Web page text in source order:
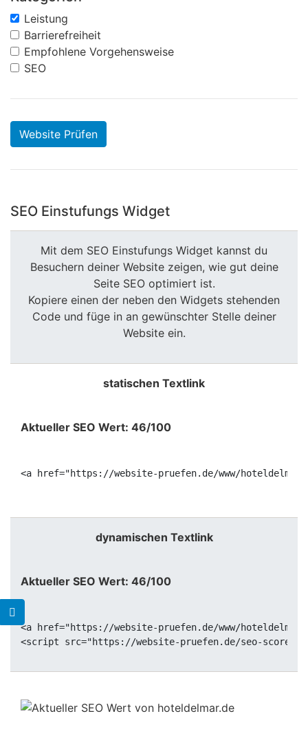
Leistung
Barrierefreiheit
Empfohlene Vorgehensweise
SEO
Website Prüfen
SEO Einstufungs Widget
Mit dem SEO Einstufungs Widget kannst du
Besuchern deiner Website zeigen, wie gut deine
Seite SEO optimiert ist.
Kopiere einen der neben den Widgets stehenden
Code und füge in an gewünschter Stelle deiner
Website ein.
statischen Textlink
Aktueller SEO Wert: 46/100
<a href="https://website-pruefen.de/www/
dynamischen Textlink
Aktueller SEO Wert: 46/100
<a href="https://website-pruefen.de/www/